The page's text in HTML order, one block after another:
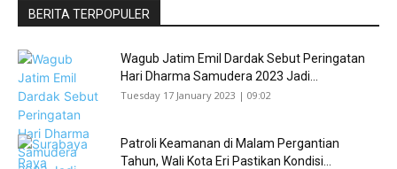
BERITA TERPOPULER
Wagub Jatim Emil Dardak Sebut Peringatan
Hari Dharma Samudera 2023 Jadi...
Tuesday 17 January 2023 | 09:02
Patroli Keamanan di Malam Pergantian
Tahun, Wali Kota Eri Pastikan Kondisi...